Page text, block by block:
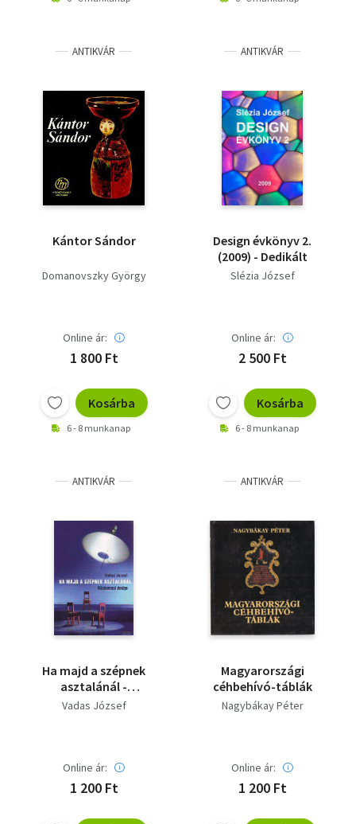
ANTIKVÁR
Kántor Sándor
Domanovszky György
Online ár:
1 800 Ft
Kosárba
6 - 8 munkanap
ANTIKVÁR
Design évkönyv 2.
(2009) - Dedikált
Slézia József
Online ár:
2 500 Ft
Kosárba
6 - 8 munkanap
ANTIKVÁR
Ha majd a szépnek
asztalánál -
Mindennapi design
Vadas József
Online ár:
1 200 Ft
ANTIKVÁR
Magyarországi
céhbehívó-táblák
Nagybákay Péter
Online ár:
1 200 Ft